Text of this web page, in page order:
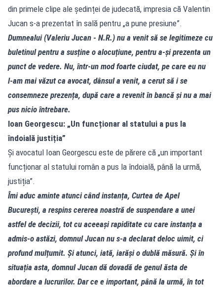
din primele clipe ale ședinței de judecată, impresia că Valentin
Jucan s‑a prezentat în sală pentru „a pune presiune”.
Dumnealui (Valeriu Jucan - N.R.) nu a venit să se legitimeze cu
buletinul pentru a susține o alocuțiune, pentru a‑și prezenta un
punct de vedere. Nu, într‑un mod foarte ciudat, pe care eu nu
l‑am mai văzut ca avocat, dânsul a venit, a cerut să i se
consemneze prezența, după care a revenit în bancă și nu a mai
pus nicio întrebare.
Ioan Georgescu: „Un funcționar al statului a pus la
îndoială justiția”
Și avocatul Ioan Georgescu este de părere că „un important
funcționar al statului român a pus la îndoială, până la urmă,
justiția”.
Îmi aduc aminte atunci când instanța, Curtea de Apel
București, a respins cererea noastră de suspendare a unei
astfel de decizii, tot cu aceeași rapiditate cu care instanța a
admis‑o astăzi, domnul Jucan nu s‑a declarat deloc uimit, ci
profund mulțumit. Și atunci, iată, iarăși o dublă măsură. Și în
situația asta, domnul Jucan dă dovadă de genul ăsta de
abordare a lucrurilor. Dar ce e important, până la urmă, în tot